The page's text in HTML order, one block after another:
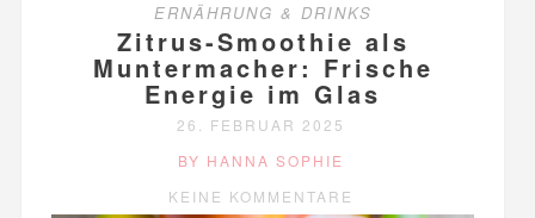
ERNÄHRUNG & DRINKS
Zitrus-Smoothie als
Muntermacher: Frische
Energie im Glas
26. FEBRUAR 2025
BY HANNA SOPHIE
KEINE KOMMENTARE